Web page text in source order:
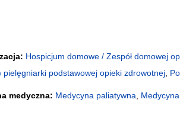
Hospicjum domowe / Zespół domowej
pielęgniarki podstawowej opieki zdrowotnej
medyczna: Medycyna paliatywna